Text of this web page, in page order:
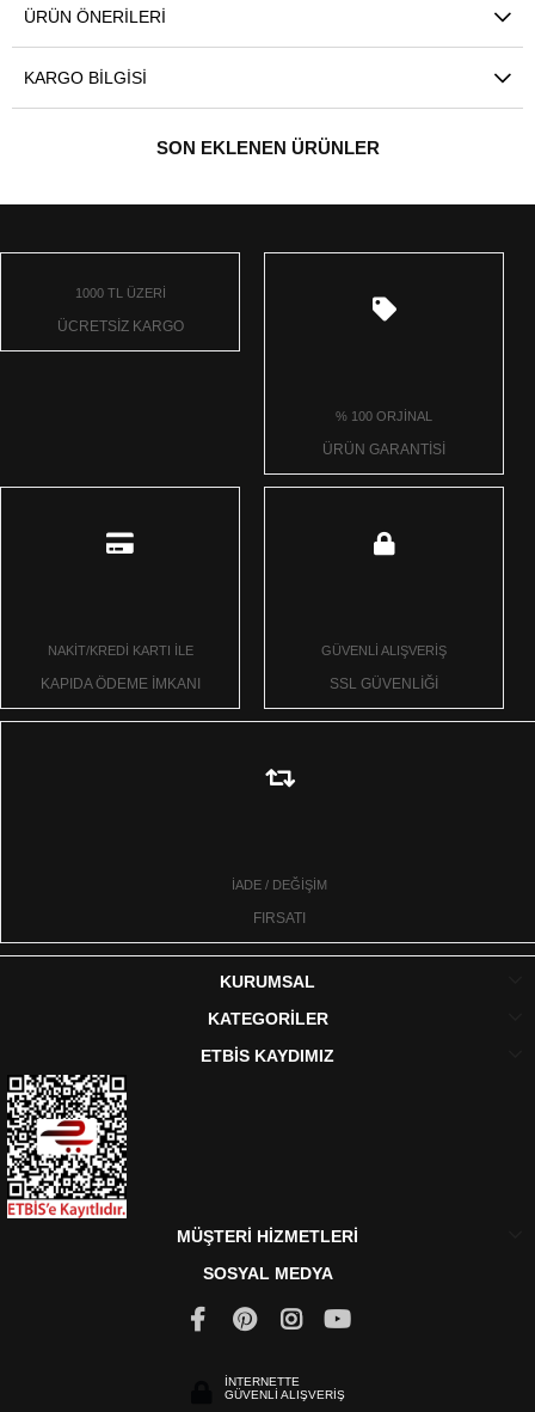
ÜRÜN ÖNERILERI
KARGO BILGISI
SON EKLENEN ÜRÜNLER
1000 TL ÜZERİ
ÜCRETSİZ KARGO
% 100 ORJİNAL
ÜRÜN GARANTİSİ
NAKİT/KREDİ KARTI İLE
KAPIDA ÖDEME İMKANI
GÜVENLİ ALIŞVERİŞ
SSL GÜVENLİĞİ
İADE / DEĞİŞİM
FIRSATI
KURUMSAL
KATEGORİLER
ETBİS KAYDIMIZ
MÜŞTERİ HİZMETLERİ
SOSYAL MEDYA
İNTERNETTE
GÜVENLİ ALIŞVERİŞ